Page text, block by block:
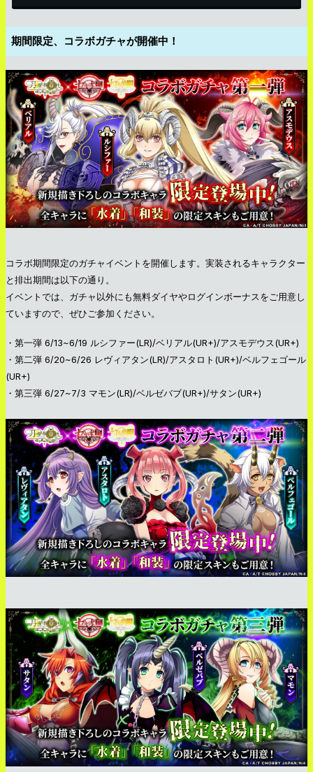
期間限定、コラボガチャが開催中！
コラボ期間限定のガチャイベントを開催します。実装されるキャラクター
と排出期間は以下の通り。
イベントでは、ガチャ以外にも無料ダイヤやログインボーナスをご用意し
ていますので、ぜひご参加ください。
・第一弾 6/13~6/19 ルシファー(LR)/ベリアル(UR+)/アスモデウス(UR+)
・第二弾 6/20~6/26 レヴィアタン(LR)/アスタロト(UR+)/ベルフェゴール
(UR+)
・第三弾 6/27~7/3 マモン(LR)/ベルゼバブ(UR+)/サタン(UR+)